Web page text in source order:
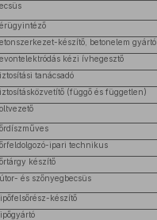
készítő, betonelem gyártó
kézi ívhegesztő
tanácsadó
(függő és független)
ipari technikus
készítő
és szőnyegbecsüs
készítő